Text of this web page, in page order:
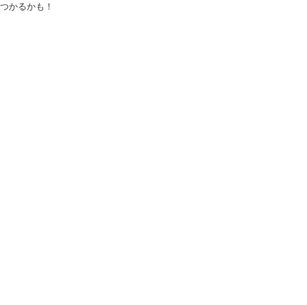
つかるかも！